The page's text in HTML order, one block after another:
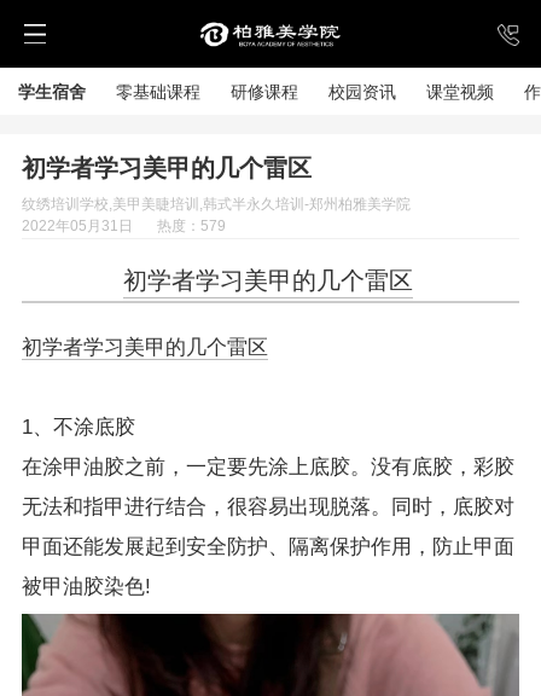
学生宿舍 零基础课程 研修课程 校园资讯 课堂视频
初学者学习美甲的几个雷区
纹绣培训学校,美甲美睫培训,韩式半永久培训-郑州柏雅美学院
2022年05月31日
热度：579
初学者学习美甲的几个雷区
初学者学习美甲的几个雷区
1、不涂底胶
在涂甲油胶之前，一定要先涂上底胶。没有底胶，彩胶
无法和指甲进行结合，很容易出现脱落。同时，底胶对
甲面还能发展起到安全防护、隔离保护作用，防止甲面
被甲油胶染色!